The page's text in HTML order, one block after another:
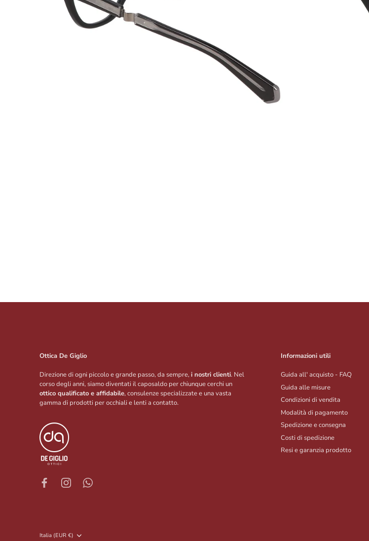
Ottica De Giglio
Direzione di ogni piccolo e grande passo, da sempre,i nostri clienti. Nel
corso degli anni, siamo diventati il caposaldo per chiunque cerchi un
ottico qualificato e affidabile, consulenze specializzate e una vasta
gamma di prodotti per occhiali e lenti a contatto.
Informazioni utili
Guida all' acquisto - FAQ
Guida alle misure
Condizioni di vendita
Modalità di pagamento
Spedizione e consegna
Costi di spedizione
Resi e garanzia prodotto
Valuta
Italia (EUR €)